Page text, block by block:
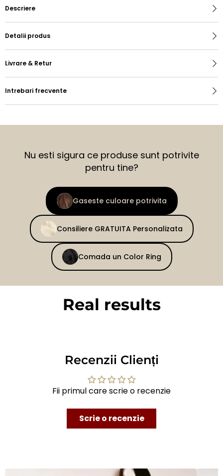
Descriere
Detalii produs
Livrare & Retur
Intrebari frecvente
Nu esti sigura ce produse sunt potrivite
pentru tine?
Gaseste culoare potrivita
Consiliere GRATUITA Personalizata
Comada un Color Ring
Real results
Recenzii Clienți
Fii primul care scrie o recenzie
Scrie o recenzie